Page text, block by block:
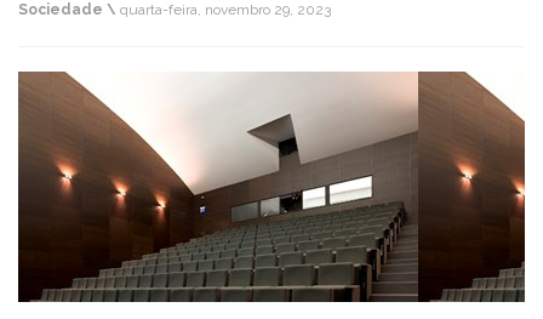
Sociedade \ quarta-feira, novembro 29, 2023